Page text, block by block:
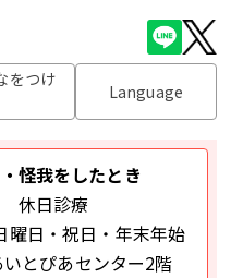
をつけ
Language
怪我をしたとき
休日診療
曜日・祝日・年末年始
とぴあセンター2階